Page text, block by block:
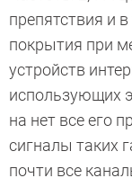
препятствия и
покрытия при
устройств
использующих
на нет все его
сигналы таких
почти все